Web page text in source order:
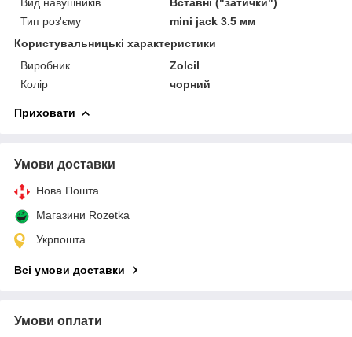
Тип роз'єму
mini jack 3.5 мм
Користувальницькі характеристики
Виробник
Zolcil
Колір
чорний
Приховати
Умови доставки
Нова Пошта
Магазини Rozetka
Укрпошта
Всі умови доставки
Умови оплати